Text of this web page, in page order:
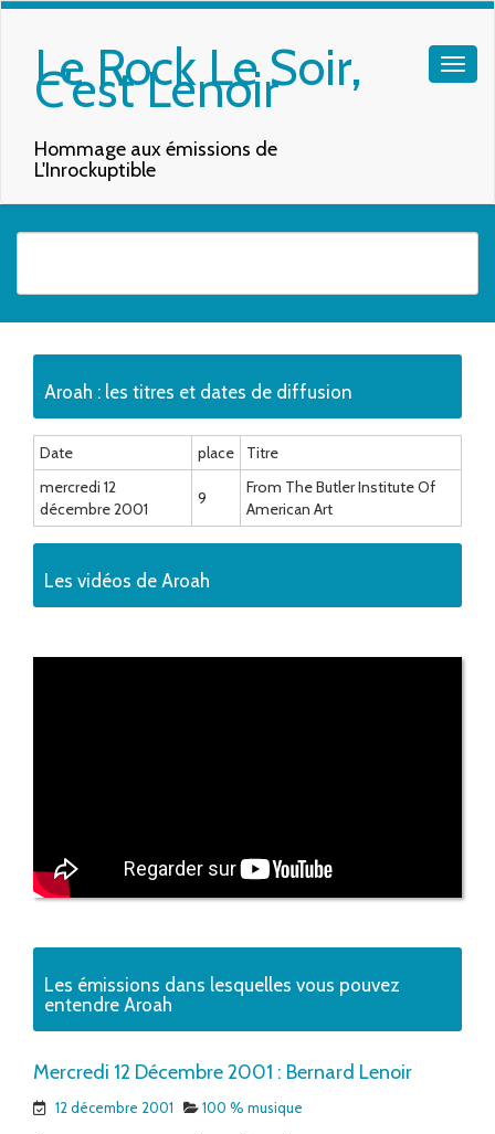
Le Rock Le Soir,
C'est Lenoir
Hommage aux émissions de
L'Inrockuptible
Aroah : les titres et dates de diffusion
Date place
Titre
mercredi 12
décembre 2001
9
From The Butler Institute Of
American Art
Les vidéos de Aroah
Les émissions dans lesquelles vous pouvez
entendre Aroah
Mercredi 12 Décembre 2001 : Bernard Lenoir
12 décembre 2001 100 % musique